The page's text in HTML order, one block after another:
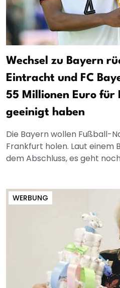
Wechsel zu Bayern
Eintracht und FC
55 Millionen Euro für
geeinigt haben
Die Bayern wollen Fußball-
Frankfurt holen. Laut einem
dem Abschluss, es geht
WERBUNG